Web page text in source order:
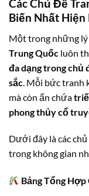
Các Chủ Đề
Biến Nhất Hiện
Một trong những lý
Trung Quốc luôn
đa dạng trong chủ
sắc . Mỗi bức tranh
mà còn ẩn chứa
phong thủy cổ
Dưới đây là các
trong không gian
Bảng Tổng Hợp